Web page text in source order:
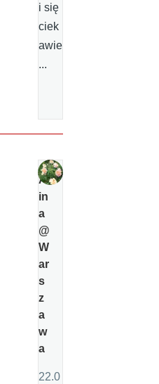
i się
ciek
awie
...
Al
in
a
@
W
ar
s
z
a
w
a
22.0